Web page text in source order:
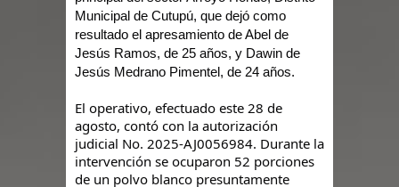
Municipal de Cutupú, que dejó como
resultado el apresamiento de Abel de
Jesús Ramos, de 25 años, y Dawin de
Jesús Medrano Pimentel, de 24 años.
El operativo, efectuado este 28 de
agosto, contó con la autorización
judicial No. 2025-AJ0056984. Durante la
intervención se ocuparon 52 porciones
de un polvo blanco presuntamente